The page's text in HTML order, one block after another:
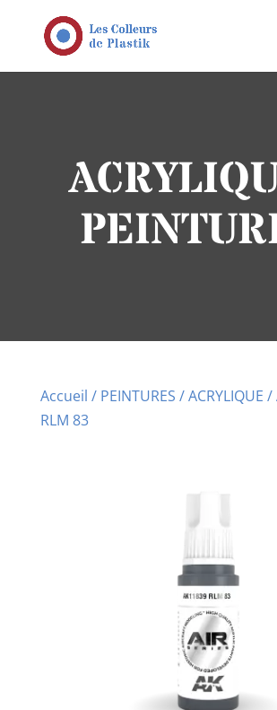
Accueil / PEINTURES /ACRYLIQUE /
RLM 83